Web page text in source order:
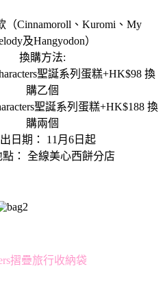
（Cinnamoroll、Kuromi、My
及Hangyodon）
換購方法:
聖誕系列蛋糕+HK$98 換
購乙個
聖誕系列蛋糕+HK$188 換
購兩個
日期： 11月6日起
點： 全線美心西餅分店
摺疊旅行收納袋